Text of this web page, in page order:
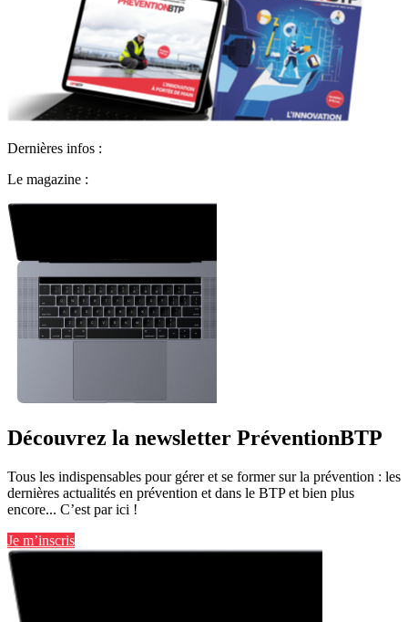
Dernières infos :
Le magazine :
Découvrez la newsletter PréventionBTP
Tous les indispensables pour gérer et se former sur la prévention : les
dernières actualités en prévention et dans le BTP et bien plus
encore... C’est par ici !
Je m’inscris